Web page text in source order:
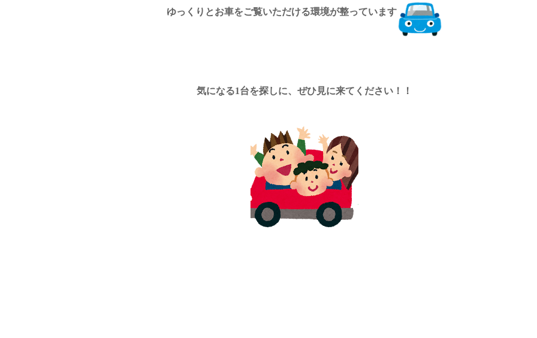
ゆっくりとお車をご覧いただける環境が整っています
気になる1台を探しに、ぜひ見に来てください！！